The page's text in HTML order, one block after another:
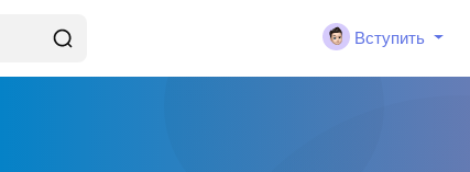
Вступить